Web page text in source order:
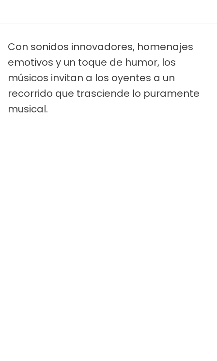
Con sonidos innovadores, homenajes
emotivos y un toque de humor, los
músicos invitan a los oyentes a un
recorrido que trasciende lo puramente
musical.